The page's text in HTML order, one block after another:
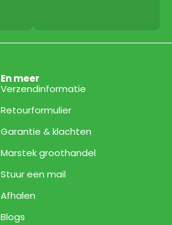
En meer
Verzendinformatie
Retourformulier
Garantie & klachten
Marstek groothandel
Stuur een mail
Afhalen
Blogs